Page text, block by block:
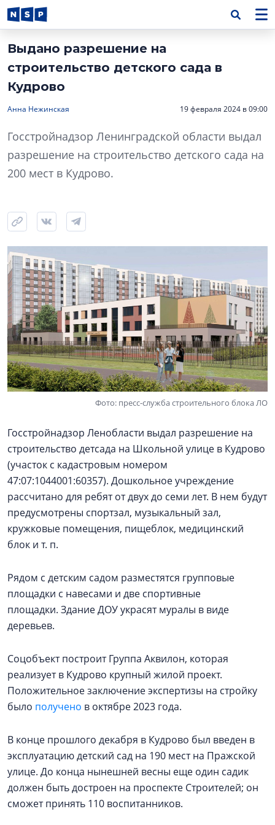
Выдано разрешение на
строительство детского сада в
Кудрово
Анна Нежинская 19 февраля 2024 в 09:00
Госстройнадзор Ленинградской области выдал
разрешение на строительство детского сада на
200 мест в Кудрово.
Фото: пресс-служба строительного блока ЛО
Госстройнадзор Ленобласти выдал разрешение на
строительство детсада на Школьной улице в Кудрово
(участок с кадастровым номером
47:07:1044001:60357). Дошкольное учреждение
рассчитано для ребят от двух до семи лет. В нем будут
предусмотрены спортзал, музыкальный зал,
кружковые помещения, пищеблок, медицинский
блок и т. п.
Рядом с детским садом разместятся групповые
площадки с навесами и две спортивные
площадки. Здание ДОУ украсят муралы в виде
деревьев.
Соцобъект построит Группа Аквилон, которая
реализует в Кудрово крупный жилой проект.
Положительное заключение экспертизы на стройку
было получено в октябре 2023 года.
В конце прошлого декабря в Кудрово был введен в
эксплуатацию детский сад на 190 мест на Пражской
улице. До конца нынешней весны еще один садик
должен быть достроен на проспекте Строителей; он
сможет принять 110 воспитанников.